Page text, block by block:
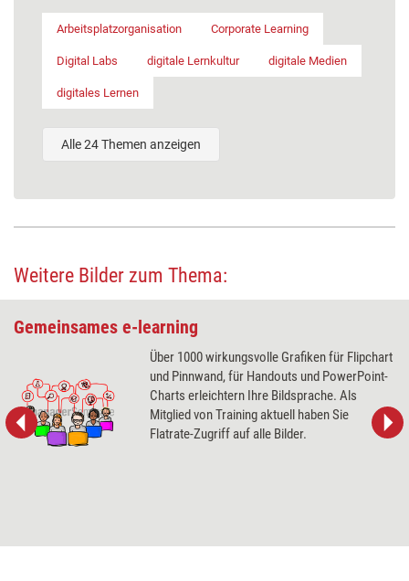
Arbeitsplatzorganisation Corporate Learning
Digital Labs digitale Lernkultur digitale Medien
digitales Lernen
Alle 24 Themen anzeigen
Weitere Bilder zum Thema:
Gemeinsames e-learning
Über 1000 wirkungsvolle Grafiken für Flipchart
und Pinnwand, für Handouts und PowerPoint-
Charts erleichtern Ihre Bildsprache. Als
Mitglied von Training aktuell haben Sie
Flatrate-Zugriff auf alle Bilder.